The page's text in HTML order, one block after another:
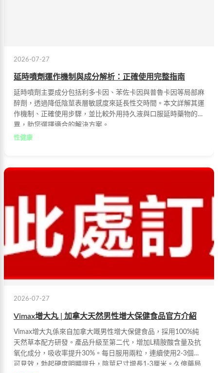
2026-07-27
延時噴劑運作機制與成分解析：正確使用完整指南
延時噴劑主要成分包括利多卡因、苯佐卡因與普魯卡因等局部麻
醉劑，透過降低陰莖表層敏感度來延長性交時間。本文詳解其運
作機制、正確使用步驟，並比較外用持久液與口服延時藥物的差
異，助您選擇適合的解決方案。
性健康
2026-07-27
Vimax增大丸 | 加拿大天然男性增大保健食品官方介紹
Vimax增大丸係來自加拿大嘅男性增大保健食品，採用100%純
天然草本配方研發。產品升級至第二代，增加L精胺酸含量及抗
氧化成分，吸收率提升30%。每日服用兩粒，連續使用2-3個月
可見效，勃起硬度明顯提升，陰莖尺寸增長1-3厘米。久億藥局